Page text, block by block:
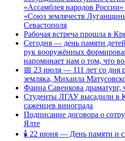
«Ассамблея народов
«Союз землячеств
Севастополя
Рабочая встреча прошла в
Сегодня — день памяти
рук вооружённых
напоминает нам о том, что
📅 23 июля — 111 лет со дня
земляка, Михаила
Фаина Савенкова
Студенты ЛГАУ высадили в
саженцев винограда
Подписание договора о
Ялте
🕯 22 июня — День памяти и